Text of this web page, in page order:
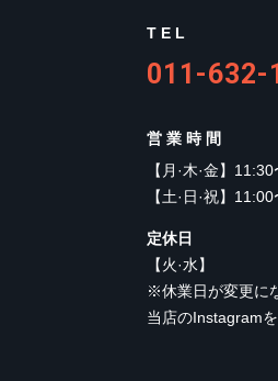
TEL
011-632-
営業時間
【 月·木·金】 11:30
【土·日·祝】 11:00
定休日
【火·水】
※休業日が変更に
当店のInstagram